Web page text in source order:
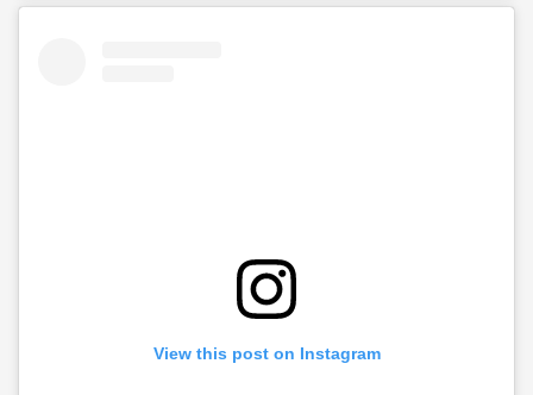
View this post on Instagram